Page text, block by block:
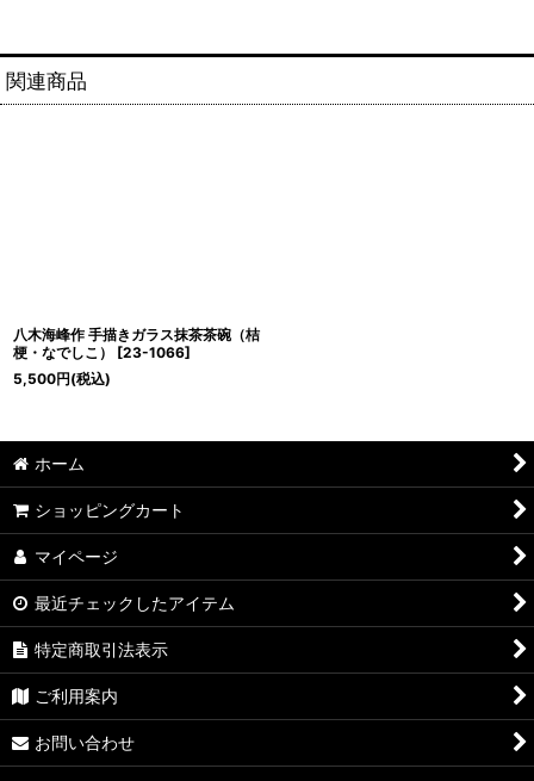
関連商品
八木海峰作 手描きガラス抹茶茶碗（桔
梗・なでしこ）
[23-1066]
5,500円(税込)
ホーム
ショッピングカート
マイページ
最近チェックしたアイテム
特定商取引法表示
ご利用案内
お問い合わせ